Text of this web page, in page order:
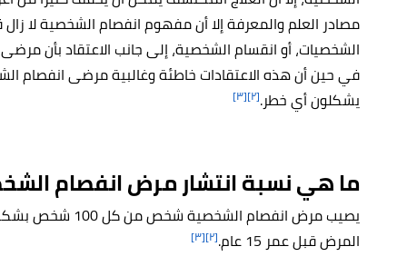
مصادر العلم والمعرفة إلا أن مفهوم انفصام الشخصية لا
الشخصيات، أو انقسام الشخصية، إلى جانب الاعتقاد بأن
في حين أن هذه الاعتقادات خاطئة وغالبية مرضى انفصام
يشكلون أي خطر.[٢] [٣]
ما هي نسبة انتشار مرض انفصام
يصيب مرض انفصام
المرض قبل عمر 15 عام.
[٢] [٣]